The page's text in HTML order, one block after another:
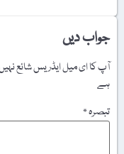
جواب دیں
آپ کا ای میل ایڈریس شائع
ہے
تبصرہ*